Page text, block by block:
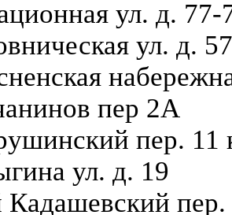
ул. д. 77-
ул. д.
пер 2А
пер. 11
ул. д. 19
Кадашевский пер.